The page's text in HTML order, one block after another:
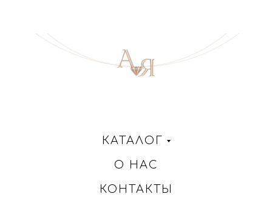
КАТАЛОГ
О НАС
КОНТАКТЫ